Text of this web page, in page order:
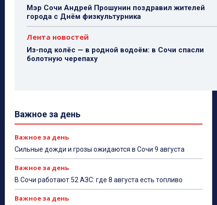
Мэр Сочи Андрей Прошунин поздравил жителей
города с Днём физкультурника
Лента новостей
Из-под колёс — в родной водоём: в Сочи спасли
болотную черепаху
Важное за день
Важное за день
Сильные дожди и грозы ожидаются в Сочи 9 августа
Важное за день
В Сочи работают 52 АЗС: где 8 августа есть топливо
Важное за день